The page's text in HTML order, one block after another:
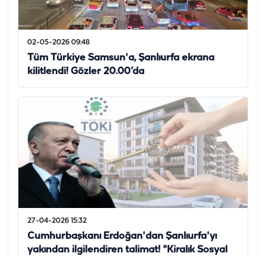
02-05-2026 09:48
Tüm Türkiye Samsun'a, Şanlıurfa ekrana
kilitlendi! Gözler 20.00’da
27-04-2026 15:32
Cumhurbaşkanı Erdoğan'dan Şanlıurfa'yı
yakından ilgilendiren talimat! "Kiralık Sosyal